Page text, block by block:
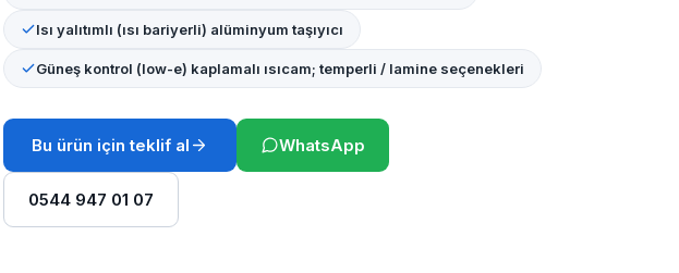
Isı yalıtımlı (ısı bariyerli) alüminyum taşıyıcı
Güneş kontrol (low-e) kaplamalı ısıcam; temperli / lamine seçenekleri
Bu ürün için teklif al WhatsApp
0544 947 01 07